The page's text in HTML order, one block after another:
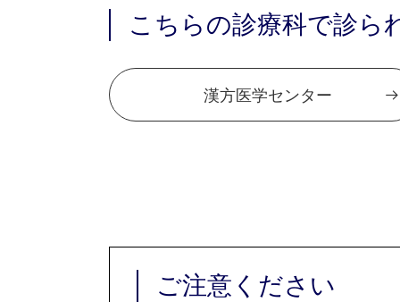
こちらの診療科で診ら
漢方医学センター
ご注意ください